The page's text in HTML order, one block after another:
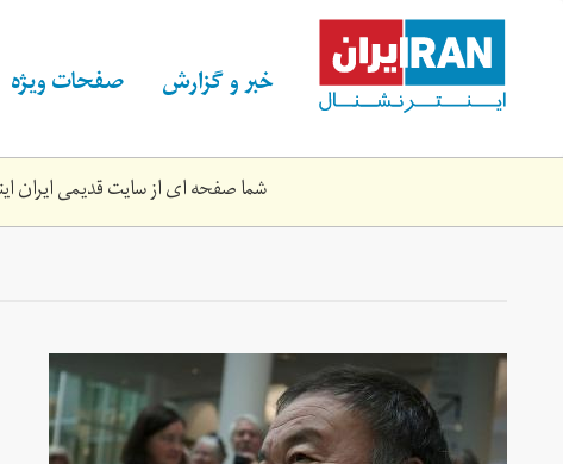
content خبر و گزارش صفحات ویژه
شما صفحه ای از سایت قدیمی ایران